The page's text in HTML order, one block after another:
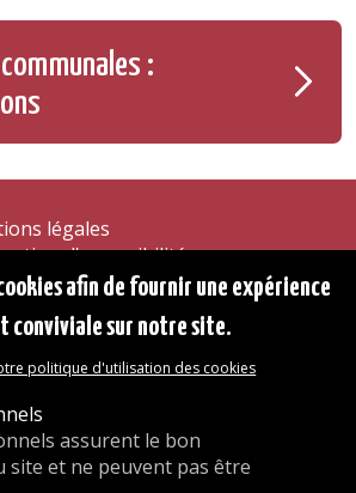
:
légales
d'accessibilité
de l'administration
Commune d'Auderghem
Idiers 12 - 1160 Auderghem
afin de fournir une expérience
sur notre site.
politique d'utilisation des cookies
assurent le bon
et ne peuvent pas être